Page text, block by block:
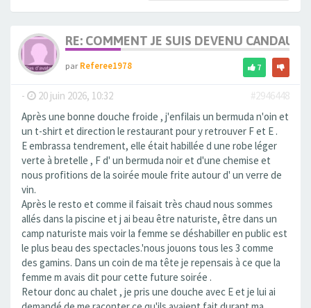
RE: COMMENT JE SUIS DEVENU
parReferee1978 7
- 20 juin 2026, 10:32
#2946448
Après une bonne douche froide , j'enfilais un bermuda n'oin et
un t-shirt et direction le restaurant pour y retrouver F et E .
E embrassa tendrement, elle était habillée d une robe léger
verte à bretelle , F d' un bermuda noir et d'une chemise et
nous profitions de la soirée moule frite autour d' un verre de
vin.
Après le resto et comme il faisait très chaud nous sommes
allés dans la piscine et j ai beau être naturiste, être dans un
camp naturiste mais voir la femme se déshabiller en public est
le plus beau des spectacles.'nous jouons tous les 3 comme
des gamins. Dans un coin de ma tête je repensais à ce que la
femme m avais dit pour cette future soirée .
Retour donc au chalet , je pris une douche avec E et je lui ai